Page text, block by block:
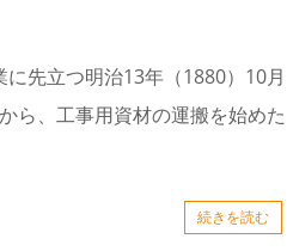
先立つ明治13年（1880）10月
ら、工事用資材の運搬を始めた
続きを読む